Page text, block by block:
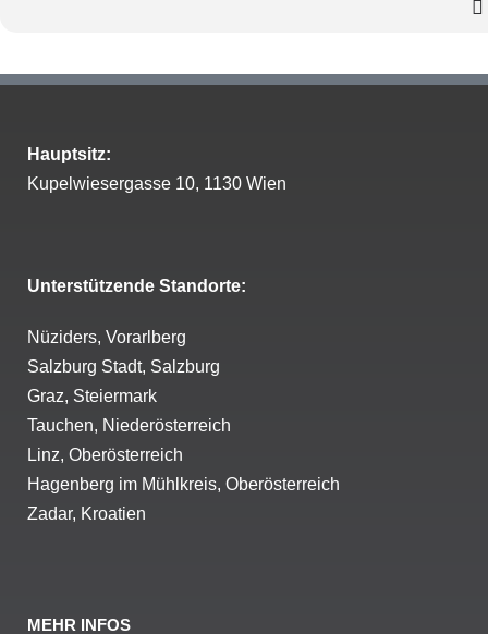
Hauptsitz:
Kupelwiesergasse 10, 1130 Wien
Unterstützende Standorte:
Nüziders, Vorarlberg
Salzburg Stadt, Salzburg
Graz, Steiermark
Tauchen, Niederösterreich
Linz, Oberösterreich
Hagenberg im Mühlkreis, Oberösterreich
Zadar, Kroatien
MEHR INFOS